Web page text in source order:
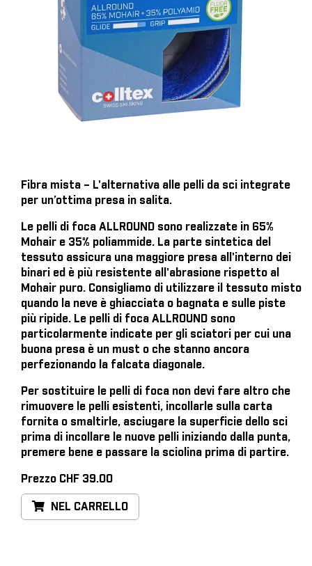
Fibra mista – L'alternativa alle pelli da sci integrate
per un’ottima presa in salita.
Le pelli di foca ALLROUND sono realizzate in 65%
Mohair e 35% poliammide. La parte sintetica del
tessuto assicura una maggiore presa all'interno dei
binari ed è più resistente all'abrasione rispetto al
Mohair puro. Consigliamo di utilizzare il tessuto misto
quando la neve è ghiacciata o bagnata e sulle piste
più ripide. Le pelli di foca ALLROUND sono
particolarmente indicate per gli sciatori per cui una
buona presa è un must o che stanno ancora
perfezionando la falcata diagonale.
Per sostituire le pelli di foca non devi fare altro che
rimuovere le pelli esistenti, incollarle sulla carta
fornita o smaltirle, asciugare la superficie dello sci
prima di incollare le nuove pelli iniziando dalla punta,
premere bene e passare la sciolina prima di partire.
Prezzo CHF 39.00
NEL CARRELLO